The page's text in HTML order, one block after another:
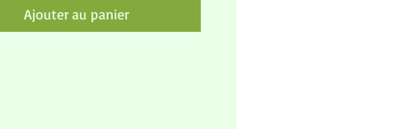
Ajouter au panier